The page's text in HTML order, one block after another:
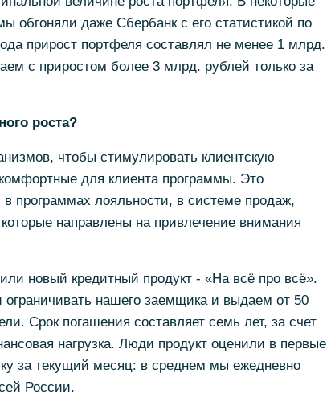
обгоняли даже Сбербанк с его статистикой по
прирост портфеля составлял не менее 1 млрд.
с приростом более 3 млрд. рублей только за
роста?
чтобы стимулировать клиентскую
для клиента программы. Это
программах лояльности, в системе продаж,
направлены на привлечение внимания
новый кредитный продукт - «На всё про всё».
нашего заемщика и выдаем от 50
Срок погашения составляет семь лет, за счет
нагрузка. Люди продукт оценили в первые
за текущий месяц: в среднем мы ежедневно
России.